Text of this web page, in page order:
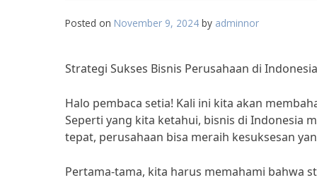
Posted on November 9, 2024 by adminnor
Strategi Sukses Bisnis Perusahaan di Indonesia
Halo pembaca setia! Kali ini kita akan
Seperti yang kita ketahui, bisnis di Indonesia
tepat, perusahaan bisa meraih kesuksesan
Pertama-tama, kita harus memahami bahwa